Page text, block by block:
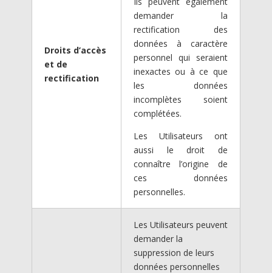
Droits d’accès
et de
rectification
demander la
rectification des
données à caractère
personnel qui seraient
inexactes ou à ce que
les données
incomplètes soient
complétées.
Les Utilisateurs ont
aussi le droit de
connaître l’origine de
ces données
personnelles.
Les Utilisateurs peuvent
demander la
suppression de leurs
données personnelles